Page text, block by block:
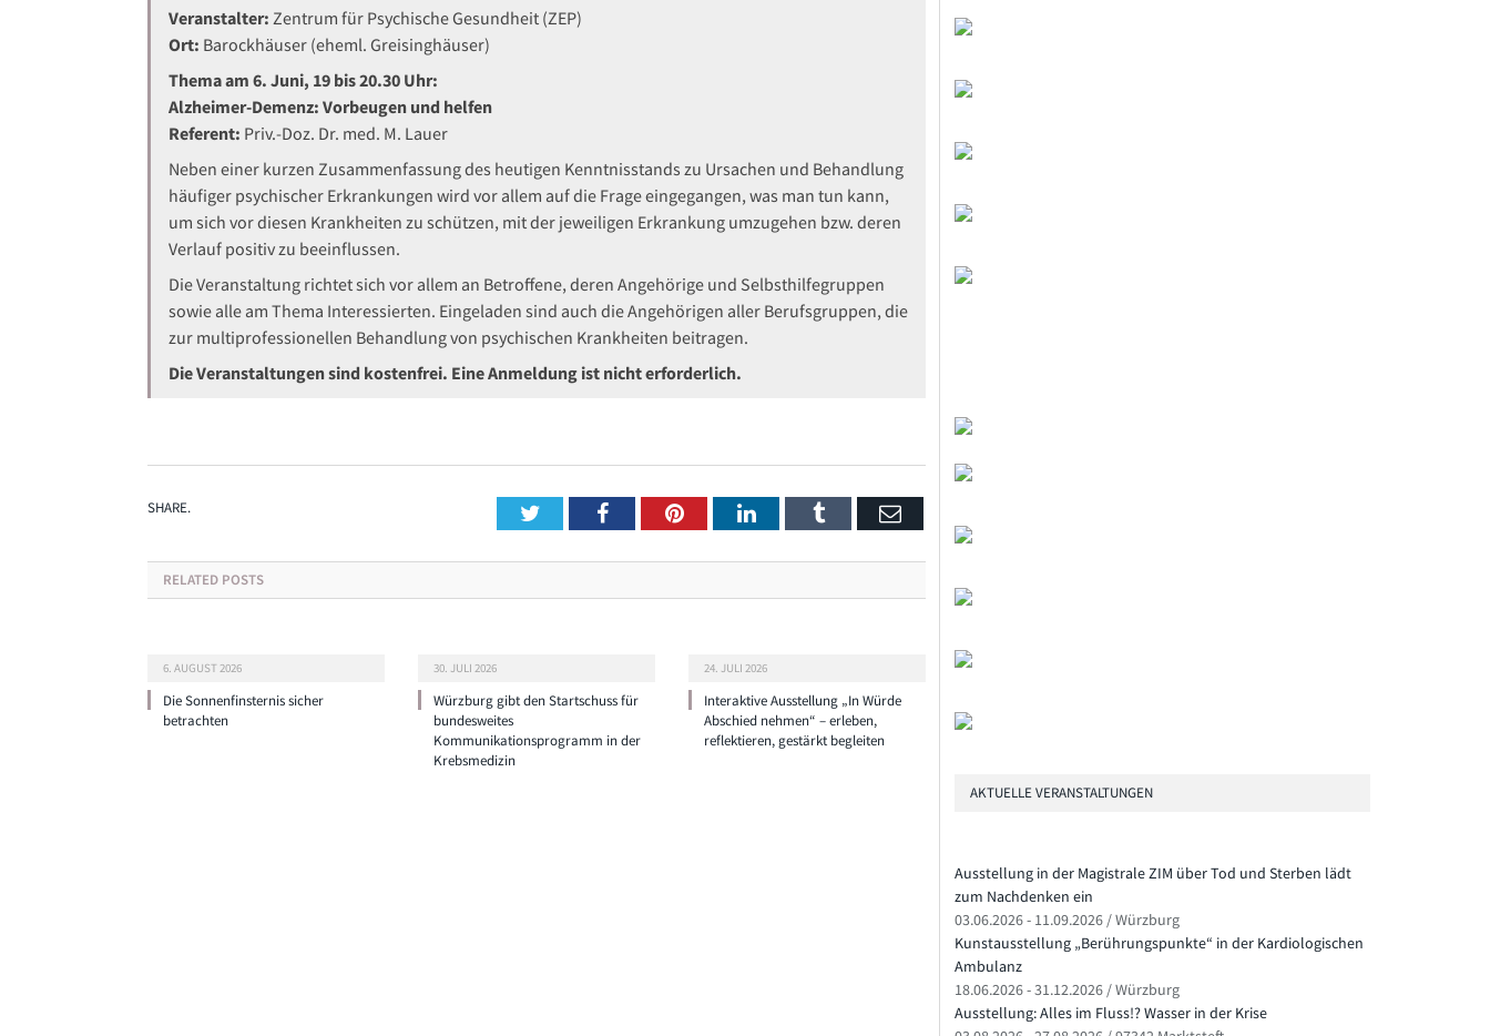
Veranstalter: Zentrum für Psychische Gesundheit (ZEP)
Ort: Barockhäuser (eheml. Greisinghäuser)
Thema am 6. Juni, 19 bis 20.30 Uhr:
Alzheimer-Demenz: Vorbeugen und helfen
Referent: Priv.-Doz. Dr. med. M. Lauer
Neben einer kurzen Zusammenfassung des heutigen Kenntnisstands zu Ursachen und Behandlung
häufiger psychischer Erkrankungen wird vor allem auf die Frage eingegangen, was man tun kann,
um sich vor diesen Krankheiten zu schützen, mit der jeweiligen Erkrankung umzugehen bzw. deren
Verlauf positiv zu beeinflussen.
Die Veranstaltung richtet sich vor allem an Betroffene, deren Angehörige und Selbsthilfegruppen
sowie alle am Thema Interessierten. Eingeladen sind auch die Angehörigen aller Berufsgruppen, die
zur multiprofessionellen Behandlung von psychischen Krankheiten beitragen.
Die Veranstaltungen sind kostenfrei. Eine Anmeldung ist nicht erforderlich.
SHARE. TwitterFacebookPinterestLinkedInTumblr Email
RELATED POSTS
6. AUGUST 2026
Die Sonnenfinsternis sicher
betrachten
30. JULI 2026
Würzburg gibt den Startschuss für
bundesweites
Kommunikationsprogramm in der
Krebsmedizin
24. JULI 2026
Interaktive Ausstellung „In Würde
Abschied nehmen“ – erleben,
reflektieren, gestärkt begleiten
AKTUELLE VERANSTALTUNGEN
Ausstellung in der Magistrale ZIM über Tod und Sterben lädt
zum Nachdenken ein
03.06.2026 - 11.09.2026 / Würzburg
Kunstausstellung „Berührungspunkte“ in der Kardiologischen
Ambulanz
18.06.2026 - 31.12.2026 / Würzburg
Ausstellung: Alles im Fluss!? Wasser in der Krise